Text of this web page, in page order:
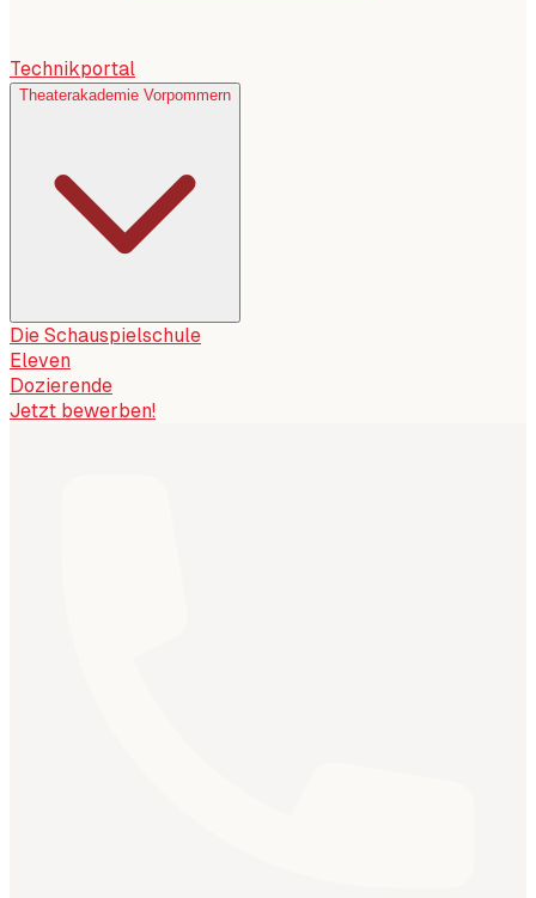
Technikportal
Theaterakademie Vorpommern
Die Schauspielschule
Eleven
Dozierende
Jetzt bewerben!